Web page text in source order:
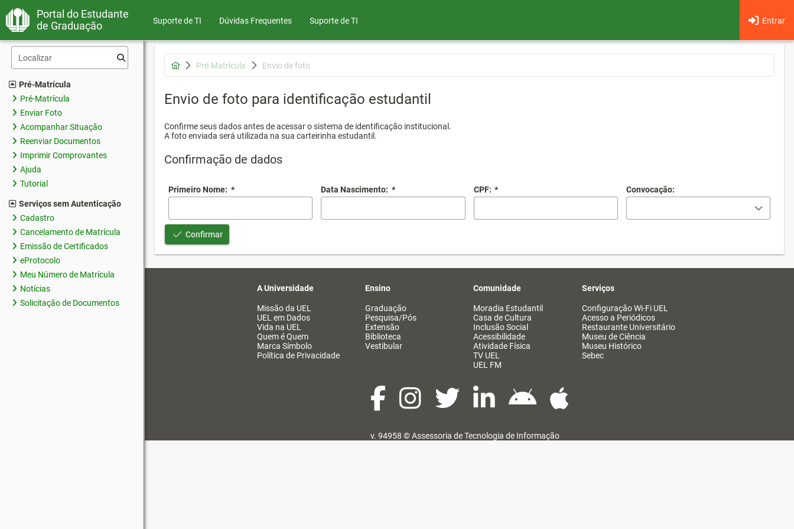
Portal do Estudante
de Graduação
Suporte de TI Dúvidas Frequentes Entrar
Suporte de TI
Pré-Matrícula
Pré-Matrícula
Enviar Foto
Acompanhar Situação
Reenviar Documentos
Imprimir Comprovantes
Ajuda
Tutorial
Serviços sem Autenticação
Cadastro
Cancelamento de Matrícula
Emissão de Certificados
eProtocolo
Meu Número de Matrícula
Notícias
Solicitação de Documentos
Pré-Matrícula Envio de foto
Envio de foto para identificação estudantil
Confirme seus dados antes de acessar o sistema de identificação institucional.
A foto enviada será utilizada na sua carteirinha estudantil.
Confirmação de dados
Primeiro Nome: * Data Nascimento: * CPF: * Convocação:
Confirmar
A Universidade
Missão da UEL
UEL em Dados
Vida na UEL
Quem é Quem
Marca Símbolo
Política de Privacidade
Ensino
Graduação
Pesquisa/Pós
Extensão
Biblioteca
Vestibular
Comunidade
Moradia Estudantil
Casa de Cultura
Inclusão Social
Acessibilidade
Atividade Física
TV UEL
UEL FM
Serviços
Configuração Wi-Fi UEL
Acesso a Periódicos
Restaurante Universitário
Museu de Ciência
Museu Histórico
Sebec
v. 94958 ©Assessoria de Tecnologia de Informação